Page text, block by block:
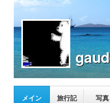
メイン 旅行記 写真